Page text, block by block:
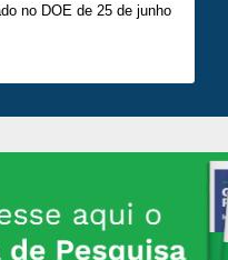
no DOE de 25 de junho